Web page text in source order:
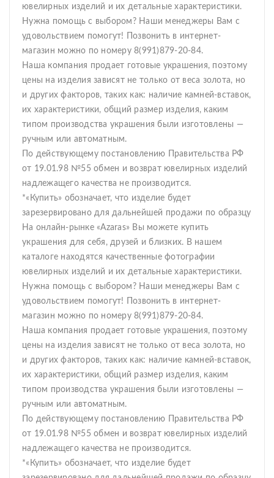
ювелирных изделий и их детальные характеристики.
Нужна помощь с выбором? Наши менеджеры Вам с
удовольствием помогут! Позвонить в интернет-
магазин можно по номеру 8(991)879-20-84.
Наша компания продает готовые украшения, поэтому
цены на изделия зависят не только от веса золота, но
и других факторов, таких как: наличие камней-вставок,
их характеристики, общий размер изделия, каким
типом производства украшения были изготовлены —
ручным или автоматным.
По действующему постановлению Правительства РФ
от 19.01.98 №55 обмен и возврат ювелирных изделий
надлежащего качества не производится.
*«Купить» обозначает, что изделие будет
зарезервировано для дальнейшей продажи по образцу
На онлайн-рынке «Azaras» Вы можете купить
украшения для себя, друзей и близких. В нашем
каталоге находятся качественные фотографии
ювелирных изделий и их детальные характеристики.
Нужна помощь с выбором? Наши менеджеры Вам с
удовольствием помогут! Позвонить в интернет-
магазин можно по номеру 8(991)879-20-84.
Наша компания продает готовые украшения, поэтому
цены на изделия зависят не только от веса золота, но
и других факторов, таких как: наличие камней-вставок,
их характеристики, общий размер изделия, каким
типом производства украшения были изготовлены —
ручным или автоматным.
По действующему постановлению Правительства РФ
от 19.01.98 №55 обмен и возврат ювелирных изделий
надлежащего качества не производится.
*«Купить» обозначает, что изделие будет